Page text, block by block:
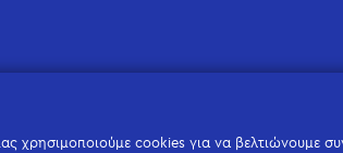
χρησιμοποιούμε cookies για να βελτιώνουμε